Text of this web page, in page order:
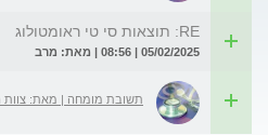
RE: תוצאות סי טי ראומטולוג
05/02/2025 | 08:56 | מאת: מרב
תשובת מומחה | מאת: